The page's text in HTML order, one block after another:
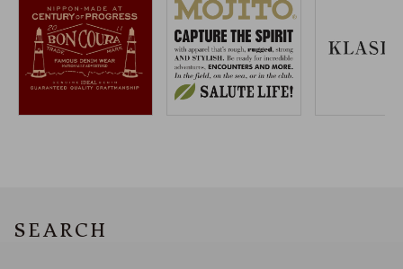
ACCOUNT MENU
ようこそ ゲスト 様
meeting_room ログイン 会員登録
SEARCH